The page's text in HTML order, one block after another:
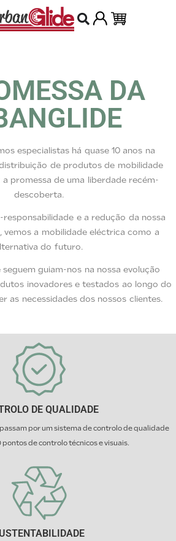
DA
especialistas há quase 10 anos na
de produtos de mobilidade
promessa de uma liberdade recém-
descoberta.
e a redução da nossa
vemos a mobilidade eléctrica como a
do futuro.
guiam-nos na nossa evolução
inovadores e testados ao longo do
as necessidades dos nossos clientes.
DE QUALIDADE
por um sistema de controlo de qualidade
pontos de controlo técnicos e visuais.